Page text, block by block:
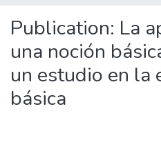
Publication: La
una noción
un estudio en la
básica